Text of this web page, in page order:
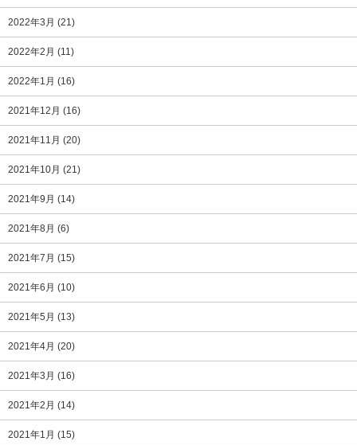
2022年3月 (21)
2022年2月 (11)
2022年1月 (16)
2021年12月 (16)
2021年11月 (20)
2021年10月 (21)
2021年9月 (14)
2021年8月 (6)
2021年7月 (15)
2021年6月 (10)
2021年5月 (13)
2021年4月 (20)
2021年3月 (16)
2021年2月 (14)
2021年1月 (15)